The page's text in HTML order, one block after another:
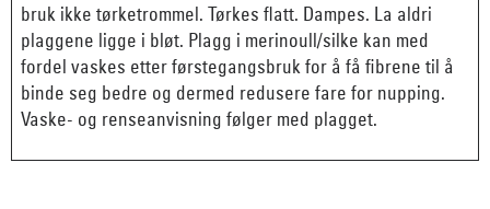
bruk ikke tørketrommel. Tørkes flatt. Dampes. La aldri
plaggene ligge i bløt. Plagg i merinoull/silke kan med
fordel vaskes etter førstegangsbruk for å få fibrene til å
binde seg bedre og dermed redusere fare for nupping.
Vaske- og renseanvisning følger med plagget.